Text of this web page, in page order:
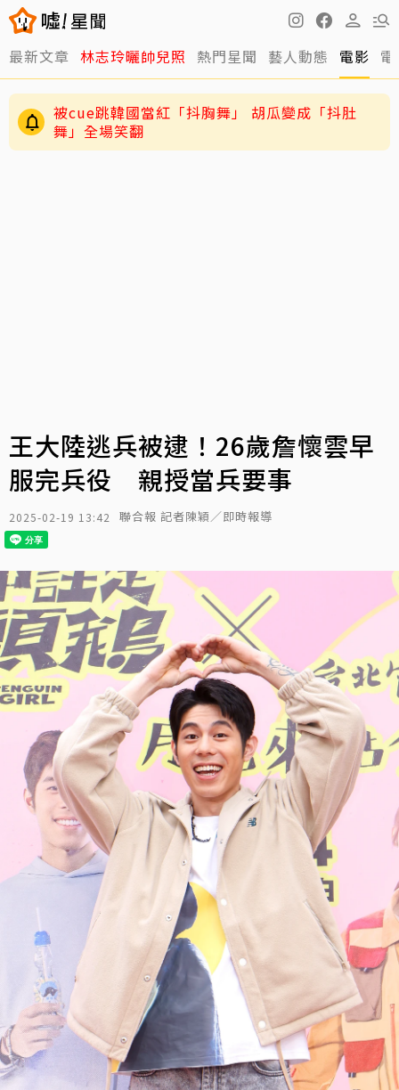
最新文章 林志玲曬帥兒照 熱門星聞 藝人動態 電影
被cue跳韓國當紅「抖胸舞」 胡瓜變成「抖肚
舞」全場笑翻
王大陸逃兵被逮！26歲詹懷雲早
服完兵役 親授當兵要事
2025-02-19 13:42 聯合報 記者陳穎／即時報導